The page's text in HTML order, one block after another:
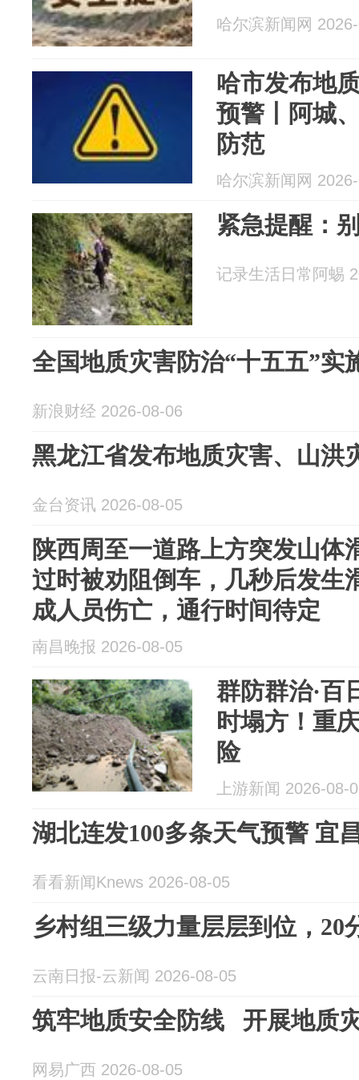
哈尔滨新闻网
哈市发布地
预警丨阿城
防范
哈尔滨新闻网
紧急提醒：
记录生活日常阿蜴
全国地质灾害防治“十五五”实
新浪财经 2026-08-06
黑龙江省发布地质灾害、山洪
金台资讯 2026-08-05
陕西周至一道路上方突发山体
过时被劝阻倒车，几秒后发生
成人员伤亡，通行时间待定
南昌晚报 2026-08-05
群防群治·百
时塌方！重
险
上游新闻 2026-08-
湖北连发100多条天气预警 宜
看看新闻Knews 2026-08-05
乡村组三级力量层层到位，20
云南日报-云新闻 2026-08-05
筑牢地质安全防线 开展地质
网易广西 2026-08-05